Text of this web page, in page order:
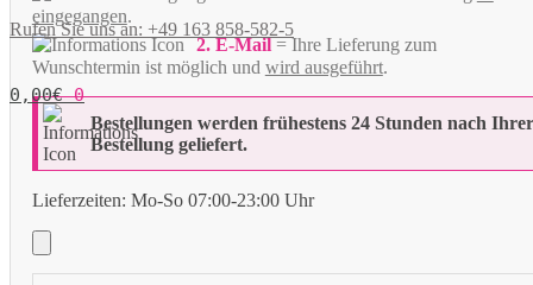
Rufen Sie uns an: +49 163 858-582-5
0,00€ 0
eingegangen.
2. E-Mail= Ihre Lieferung zum
Wunschtermin ist möglich und wird ausgeführt.
Bestellungen werden frühestens 24 Stunden nach
Bestellung geliefert.
Lieferzeiten: Mo-So 07:00-23:00 Uhr